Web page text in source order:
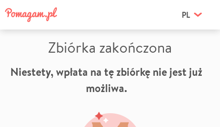
PL
Zbiórka zakończona
Niestety, wpłata na tę zbiórkę nie jest już
możliwa.